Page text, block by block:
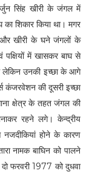
सिंह खीरी के जंगल में
शिकार किया था। मगर
और खीरी के घने जंगलों के
पक्षियों में खासकर बाघ से
लेकिन उनकी इच्छा के आगे
कंजरवेशन की दूसरी इच्छा
क्षेत्र के तहत जंगल की
रहने लगे। केन्द्रीय
नजदीकियां होने के कारण
नामक बाघिन को पालने
फरवरी 1977 को दुधवा